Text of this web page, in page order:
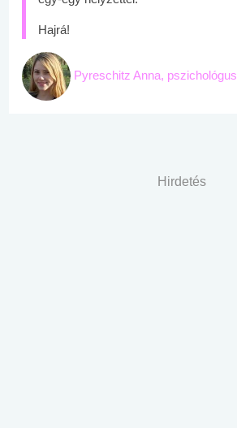
Hajrá!
Pyreschitz Anna, pszichológus
Hirdetés